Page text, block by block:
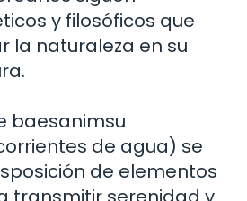
y filosóficos que
la naturaleza en su
baesanimsu
de agua) se
de elementos